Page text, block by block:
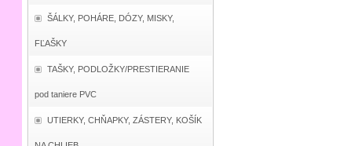
ŠÁLKY, POHÁRE, DÓZY, MISKY,
FĽAŠKY
TAŠKY, PODLOŽKY/PRESTIERANIE
pod taniere PVC
UTIERKY, CHŇAPKY, ZÁSTERY, KOŠÍK